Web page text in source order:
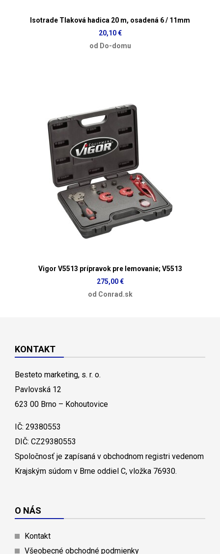
Isotrade Tlaková hadica 20 m, osadená 6 / 11mm
20,10 €
od Do-domu
Vigor V5513 prípravok pre lemovanie; V5513
275,00 €
od Conrad.sk
KONTAKT
Besteto marketing, s. r. o.
Pavlovská 12
623 00 Brno – Kohoutovice
IČ: 29380553
DIČ: CZ29380553
Spoločnosť je zapísaná v obchodnom registri vedenom
Krajským súdom v Brne oddiel C, vložka 76930.
O NÁS
Kontakt
Všeobecné obchodné podmienky